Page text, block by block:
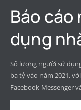
Báo
dụng
Số lượng người sử
ba tỷ vào năm 2021,
Facebook Messenger